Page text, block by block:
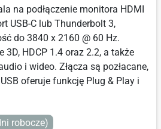
na podłączenie monitora HDMI
USB-C lub Thunderbolt 3,
do 3840 x 2160 @ 60 Hz.
3D, HDCP 1.4 oraz 2.2, a także
i wideo. Złącza są pozłacane,
oferuje funkcję Plug & Play i
robocze)